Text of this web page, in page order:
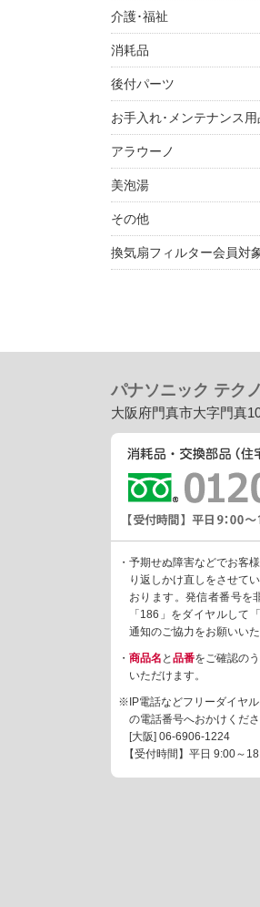
介護･福祉
消耗品
後付パーツ
お手入れ･メンテナンス用
アラウーノ
美泡湯
その他
換気扇フィルター会員対
パナソニック テク
大阪府門真市大字門真
・予期せぬ障害などでお客
り返しかけ直しをさせて
おります。発信者番号を
「186」をダイヤルして
通知のご協力をお願いいた
・ 商品名 と 品番をご確認の
いただけます。
※IP電話などフリーダイヤ
の電話番号へおかけくださ
[大阪] 06-6906-1224
【受付時間】平日 9:00～